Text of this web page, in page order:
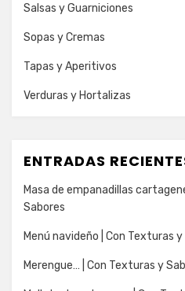
Salsas y Guarniciones
Sopas y Cremas
Tapas y Aperitivos
Verduras y Hortalizas
ENTRADAS
Masa de empanadillas
Sabores
Menú navideño | Con Texturas
Merengue… | Con Texturas y